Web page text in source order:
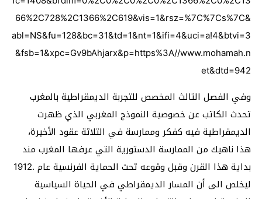
66%2C728%2C1366%2C619&vis=1&rsz=%7C%7Cs%7C&
abl=NS&fu=128&bc=31&td=1&nt=1&ifi=4&uci=a!4&btvi=3
&fsb=1&xpc=Gv9bAhjarx&p=https%3A//www.mohamah.n
et&dtd=942
وفي الفصل الثالث المخصص للتجربة الديمقراطية بالمغرب
تحدث الكاتب عن خصوصية النموذج المغربي الذي ظهرت
الديمقراطية فيه كفكر وممارسة في الثلاثة عقود الأخيرة،
هذا ناهيك من الممارسة الدستورية التي عرفها المغرب مند
بداية هذا القرن وقبل وقوعه تحت الحماية الفرنسية عام .1912
ليخلص الى أن المسار الديمقراطي في الحياة السياسية